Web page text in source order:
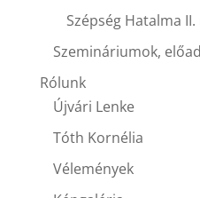
Szépség Hatalma II.
Szemináriumok,
Rólunk
Újvári Lenke
Tóth Kornélia
Vélemények